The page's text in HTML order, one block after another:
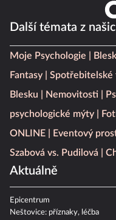
Další témata z
Moje Psychologie
Fantasy
Spotřebitelské
Blesku
Nemovitosti
psychologické mýty
ONLINE
Eventový
Szabová vs. Pudilová
Aktuálně
Epicentrum
Neštovice: příznaky, léčba